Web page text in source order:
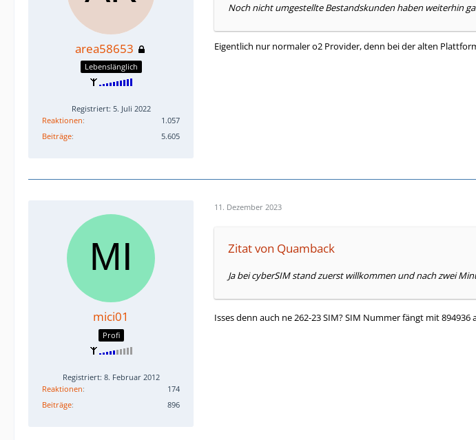
area58653
Lebenslänglich
Registriert: 5. Juli 2022
Reaktionen
1.057
Beiträge
5.605
Noch nicht umgestellte Bestandskunden haben weiterhin
Eigentlich nur normaler o2 Provider, denn bei der alten
mici01
Profi
Registriert: 8. Februar 2012
Reaktionen
174
Beiträge
896
11. Dezember 2023
Zitat von Quamback
Ja bei cyberSIM stand zuerst willkommen und nach zwei
Isses denn auch ne 262-23 SIM? SIM Nummer fängt mit 894936